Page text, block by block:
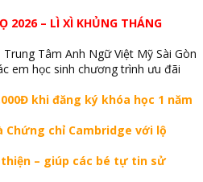
2026 – LÌ XÌ KHỦNG THÁNG
Tâm Anh Ngữ Việt Mỹ Sài Gòn
em học sinh chương trình ưu đãi
khi đăng ký khóa học 1 năm
Chứng chỉ Cambridge với lộ
– giúp các bé tự tin sử